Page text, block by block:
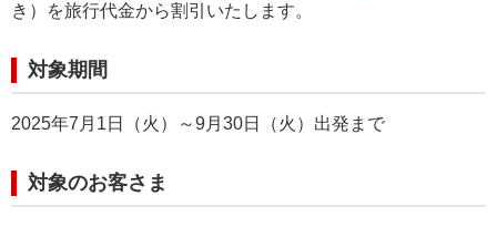
き）を旅行代金から割引いたします。
対象期間
2025年7月1日（火）～9月30日（火）出発まで
対象のお客さま